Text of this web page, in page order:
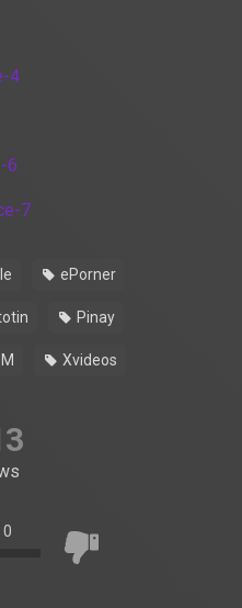
4
6
7
ePorner
Pinay
Xvideos
0